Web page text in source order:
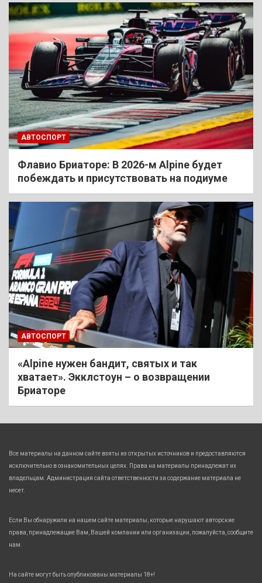
АВТОСПОРТ
Флавио Бриаторе: В 2026-м Alpine будет
побеждать и присутствовать на подиуме
АВТОСПОРТ
«Alpine нужен бандит, святых и так
хватает». Экклстоун – о возвращении
Бриаторе
Все материалы на данном сайте взяты из открытых источников и предоставляются
исключительно в ознакомительных целях. Права на материалы принадлежат их
владельцам. Администрация сайта ответственности за содержание материала не
несет.
Если Вы обнаружили на нашем сайте материалы, которые нарушают авторские
права, принадлежащие Вам, Вашей компании или организации, пожалуйста, сообщите
нам.
На сайте могут быть опубликованы материалы 18+!